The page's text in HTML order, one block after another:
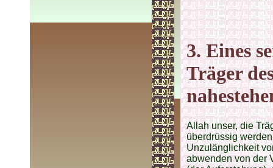
3. Eines
Träger
Allah unser, die
überdrüssig
Unzulänglichkeit
abwenden von der